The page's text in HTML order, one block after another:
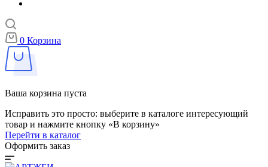
0 Корзина
Ваша корзина пуста
Исправить это просто: выберите в каталоге интересующий
товар и нажмите кнопку «В корзину»
Перейти в каталог
Оформить заказ